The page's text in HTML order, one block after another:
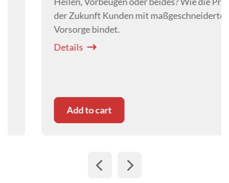
der Zukunft Kunden mit maßgeschneiderter
Vorsorge bindet.
Add to cart